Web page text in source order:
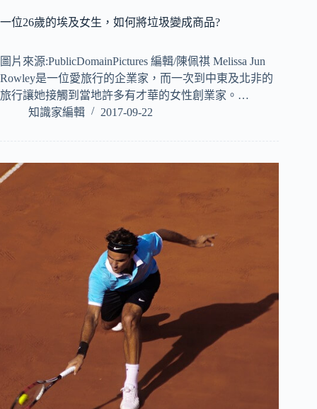
一位26歲的埃及女生，如何將垃圾變成商品?
圖片來源:PublicDomainPictures 編輯/陳佩祺 Melissa Jun
Rowley是一位愛旅行的企業家，而一次到中東及北非的
旅行讓她接觸到當地許多有才華的女性創業家。…
知識家編輯
2017-09-22